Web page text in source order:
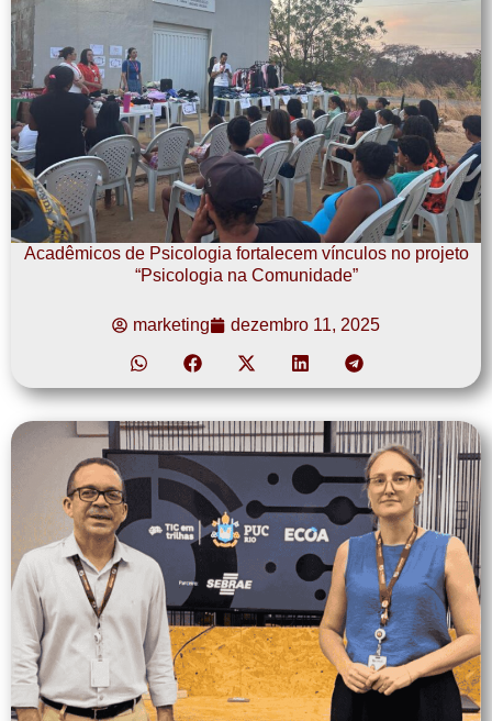
Acadêmicos de Psicologia fortalecem vínculos no projeto
“Psicologia na Comunidade”
marketing dezembro 11, 2025